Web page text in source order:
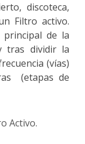
discoteca,
Filtro activo.
de la
tras dividir la
(vías)
(etapas de
Activo.